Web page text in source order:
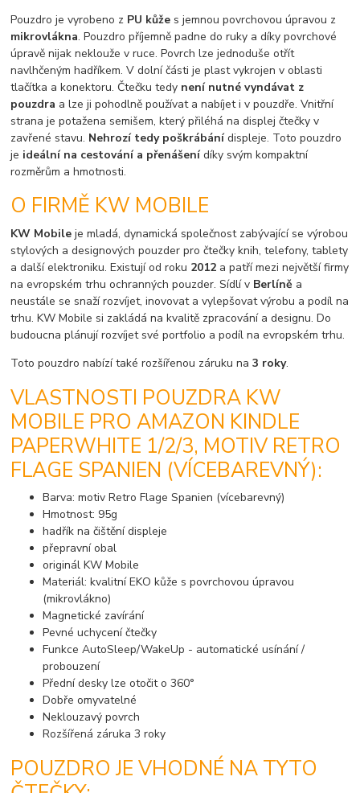
Pouzdro je vyrobeno z PU kůže s jemnou povrchovou úpravou z
mikrovlákna. Pouzdro příjemně padne do ruky a díky povrchové
úpravě nijak neklouže v ruce. Povrch lze jednoduše otřít
navlhčeným hadříkem. V dolní části je plast vykrojen v oblasti
tlačítka a konektoru. Čtečku tedy není nutné vyndávat z
pouzdra a lze ji pohodlně používat a nabíjet i v pouzdře. Vnitřní
strana je potažena semišem, který přiléhá na displej čtečky v
zavřené stavu. Nehrozí tedy poškrábánídispleje. Toto pouzdro
je ideální na cestování a přenášenídíky svým kompaktní
rozměrům a hmotnosti.
O FIRMĚ KW MOBILE
KW Mobile je mladá, dynamická společnost zabývající se výrobou
stylových a designových pouzder pro čtečky knih, telefony, tablety
a další elektroniku. Existují od roku 2012 a patří mezi největší firmy
na evropském trhu ochranných pouzder. Sídlí v Berlíně a
neustále se snaží rozvíjet, inovovat a vylepšovat výrobu a podíl na
trhu. KW Mobile si zakládá na kvalitě zpracování a designu. Do
budoucna plánují rozvíjet své portfolio a podíl na evropském trhu.
Toto pouzdro nabízí také rozšířenou záruku na3 roky.
VLASTNOSTI POUZDRA KW
MOBILE PRO AMAZON KINDLE
PAPERWHITE 1/2/3, MOTIV RETRO
FLAGE SPANIEN (VÍCEBAREVNÝ):
Barva: motiv Retro Flage Spanien (vícebarevný)
Hmotnost: 95g
hadřík na čištění displeje
přepravní obal
originál KW Mobile
Materiál: kvalitní EKO kůže s povrchovou úpravou
(mikrovlákno)
Magnetické zavírání
Pevné uchycení čtečky
Funkce AutoSleep/WakeUp - automatické usínání /
probouzení
Přední desky lze otočit o 360°
Dobře omyvatelné
Neklouzavý povrch
Rozšířená záruka 3 roky
POUZDRO JE VHODNÉ NA TYTO